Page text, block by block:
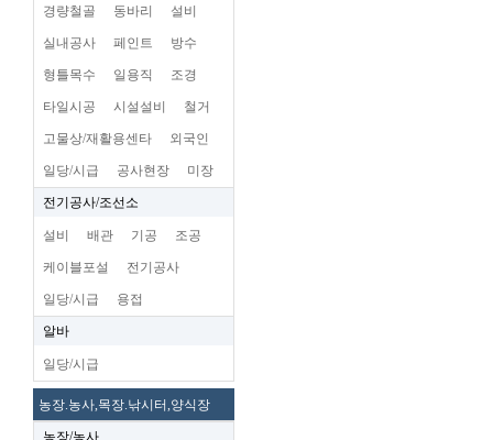
경량철골 동바리 설비
실내공사 페인트 방수
형틀목수 일용직 조경
타일시공 시설설비 철거
고물상/재활용센타 외국인
일당/시급 공사현장 미장
전기공사/조선소
설비 배관 기공 조공
케이블포설 전기공사
일당/시급 용접
알바
일당/시급
농장.농사,목장.낚시터,양식장
농장/농사